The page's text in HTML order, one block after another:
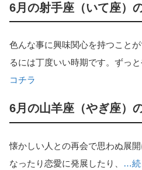
6月の射手座（いて座）
色んな事に興味関心を持つこと
るには丁度いい時期です。ずっ
コチラ
6月の山羊座（やぎ座）
懐かしい人との再会で思わぬ展
なったり恋愛に発展したり、
…続